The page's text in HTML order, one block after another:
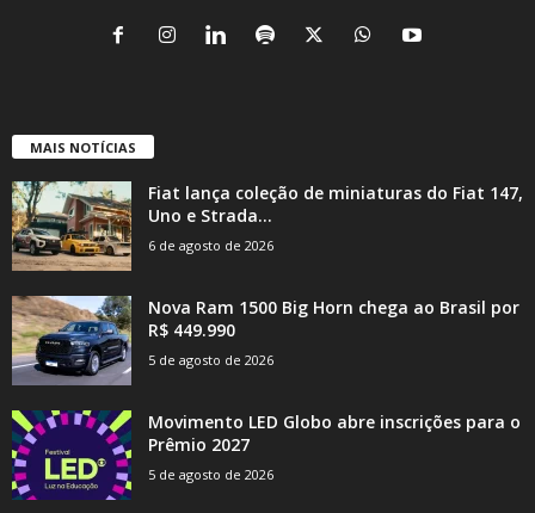
MAIS NOTÍCIAS
Fiat lança coleção de miniaturas do Fiat 147,
Uno e Strada...
6 de agosto de 2026
Nova Ram 1500 Big Horn chega ao Brasil por
R$ 449.990
5 de agosto de 2026
Movimento LED Globo abre inscrições para o
Prêmio 2027
5 de agosto de 2026